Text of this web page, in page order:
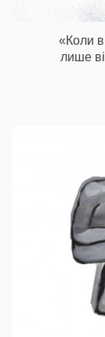
«Коли
лише